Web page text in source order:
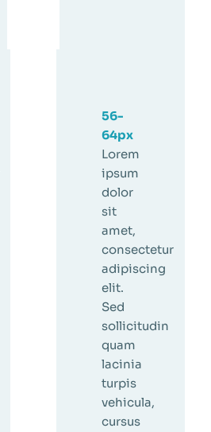
56-
64px
Lorem
ipsum
dolor
sit
amet,
consectetur
adipiscing
elit.
Sed
sollicitudin
quam
lacinia
turpis
vehicula,
cursus